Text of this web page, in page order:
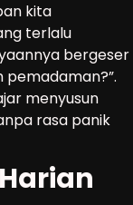
kita
terlalu
bergeser
pemadaman?”.
menyusun
rasa panik